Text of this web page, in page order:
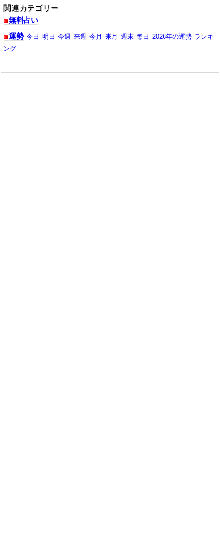
の占い師は、占い 黒薔薇・白薔薇の初瀬敬奈(はつせけいな)さん
です。
2025/09/30：来月2025年10月の運勢が追加されています。今月
の占い師は、占い 黒薔薇・白薔薇の彌璃咲（しょう りら）さん
です。
2025/07/31：来月2025年8月の運勢が追加されています。今月の
関連カテゴリー
無料占い
運勢 今日 明日 今週 来週 今月 来月 週末 毎日 2026年の運勢 ランキ
ング